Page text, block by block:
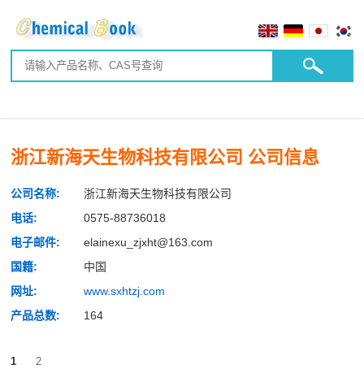
浙江新海天生物科技有限公司 公司信息
公司名称:
浙江新海天生物科技有限公司
电话:
0575-88736018
电子邮件:
elainexu_zjxht@163.com
国籍:
中国
网址:
www.sxhtzj.com
产品总数:
164
1 2